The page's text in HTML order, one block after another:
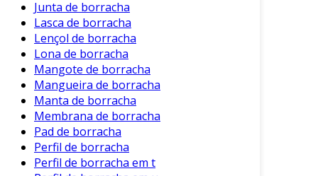
Indústria Alimentícia:
máquinas que processam alimentos,
garantindo segurança e higiene.
Indústria de Brinquedos:
brinquedos infantis, proporcionando
segurança e diversão.
Essas aplicações exemplificam a abrangência
dos usos das esferas de borracha.
Junta de borracha
Lasca de borracha
Lençol de borracha
Lona de borracha
Mangote de borracha
Mangueira de borracha
Manta de borracha
Membrana de borracha
Pad de borracha
Perfil de borracha
Perfil de borracha em t